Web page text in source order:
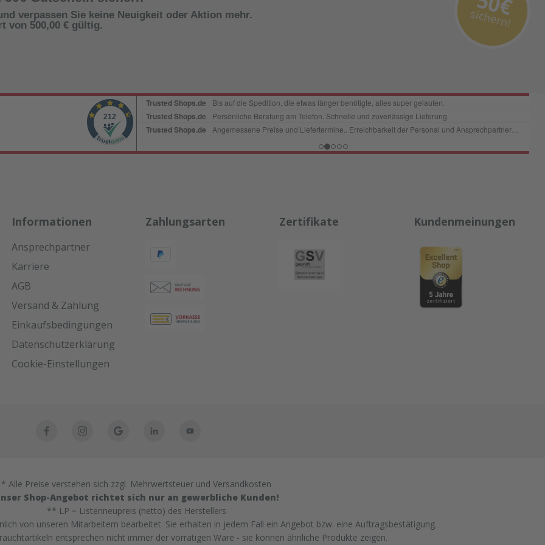
verpassen Sie keine Neuigkeit oder Aktion mehr.
von 500,00 € gültig.
sichern!
Informationen
Ansprechpartner
Karriere
AGB
Versand & Zahlung
Einkaufsbedingungen
Datenschutzerklärung
Cookie-Einstellungen
Zahlungsarten Zertifikate Kundenmeinungen
* Alle Preise verstehen sich zzgl. Mehrwertsteuer und Versandkosten
Shop-Angebot richtet sich nur an gewerbliche Kunden!
** LP = Listenneupreis (netto) des Herstellers
von unseren Mitarbeitern bearbeitet. Sie erhalten in jedem Fall ein Angebot bzw. eine Auftragsbestätigung.
entsprechen nicht immer der vorrätigen Ware - sie können ähnliche Produkte zeigen.